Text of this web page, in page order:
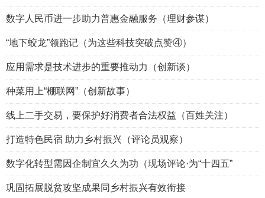
数字人民币进一步助力普惠金融服务（理财参谋）
“地下蛟龙”领跑记（为这些科技突破点赞④）
应用需求是技术进步的重要推动力（创新谈）
种菜用上“棚联网”（创新故事）
线上二手交易，要保护好消费者合法权益（百姓关注）
打造特色民宿 助力乡村振兴（评论员观察）
数字化转型需因企制宜久久为功（现场评论·为“十四五”
巩固拓展脱贫攻坚成果同乡村振兴有效衔接